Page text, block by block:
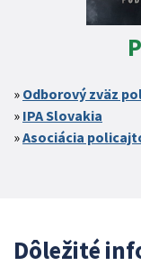
Odborový zväz
IPA Slovakia
Asociácia
Dôležité